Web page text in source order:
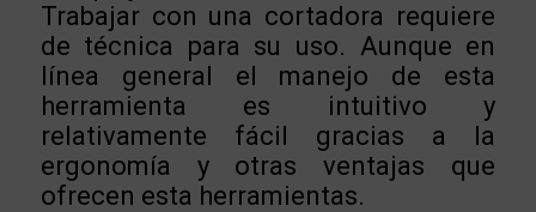
Trabajar con una cortadora requiere
de técnica para su uso. Aunque en
línea general el manejo de esta
herramienta es intuitivo y
relativamente fácil gracias a la
ergonomía y otras ventajas que
ofrecen esta herramientas.